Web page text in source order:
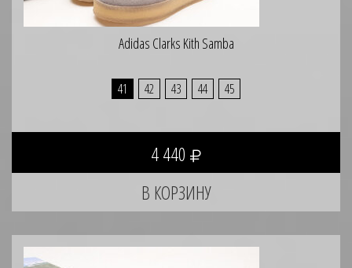
Adidas Clarks Kith Samba
41 42 43 44 45
4 440